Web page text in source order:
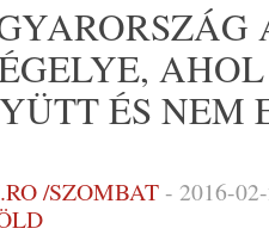
ÉS NEM
/SZOMBAT- 2016-